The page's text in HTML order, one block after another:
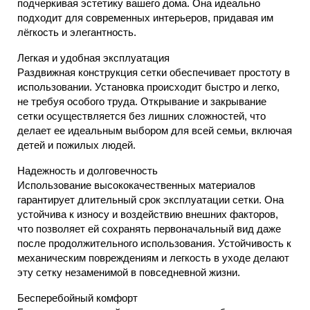
подчеркивая эстетику вашего дома. Она идеально
подходит для современных интерьеров, придавая им
лёгкость и элегантность.
Легкая и удобная эксплуатация
Раздвижная конструкция сетки обеспечивает простоту в
использовании. Установка происходит быстро и легко,
не требуя особого труда. Открывание и закрывание
сетки осуществляется без лишних сложностей, что
делает ее идеальным выбором для всей семьи, включая
детей и пожилых людей.
Надежность и долговечность
Использование высококачественных материалов
гарантирует длительный срок эксплуатации сетки. Она
устойчива к износу и воздействию внешних факторов,
что позволяет ей сохранять первоначальный вид даже
после продолжительного использования. Устойчивость к
механическим повреждениям и легкость в уходе делают
эту сетку незаменимой в повседневной жизни.
Бесперебойный комфорт